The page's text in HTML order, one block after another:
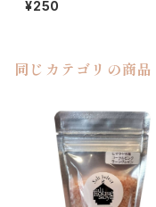
¥250
同じカテゴリの商品